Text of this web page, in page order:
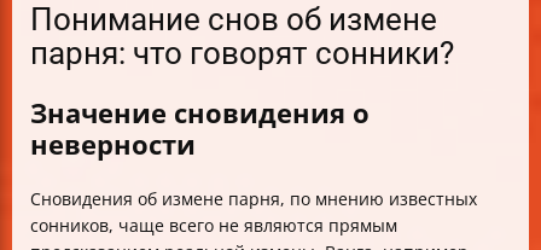
Понимание снов об измене
парня: что говорят сонники?
Значение сновидения о
неверности
Сновидения об измене парня, по мнению известных
сонников, чаще всего не являются прямым